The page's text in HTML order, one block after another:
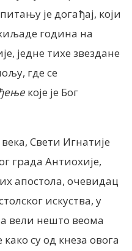
је догађај, који
година на
једне тихе звездане
где се
које је Бог
Свети Игнатије
града Антиохије,
апостола, очевидац
искуства, у
вели нешто веома
су од кнеза овога